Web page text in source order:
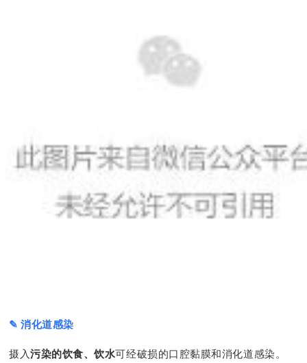
✎ 消化道感染
摄入污染的饮食、饮水可经破损的口腔黏膜和消化道感染。